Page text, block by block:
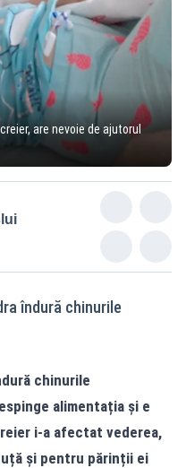
are nevoie de ajutorul
îndură chinurile
chinurile
alimentația și e
i-a afectat vederea,
și pentru părinții ei